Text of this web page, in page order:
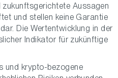
Aussagen
und stellen keine Garantie
Die Wertentwicklung in der
Indikator für zukünftige
und krypto-bezogene